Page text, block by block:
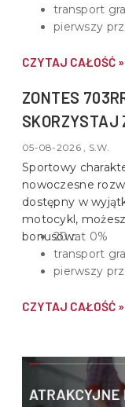
transport
pierwszy
CZYTAJ CAŁOŚĆ »
ZONTES
05-08-2026 , S.W.
Sportowy
nowoczesne
dostępny w
motocykl,
bonusów:20 rat 0%
transport
pierwszy
CZYTAJ CAŁOŚĆ »